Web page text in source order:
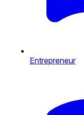
Entrepreneur